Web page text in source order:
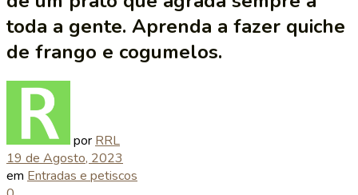
toda a gente. Aprenda a fazer quiche
de frango e cogumelos.
por RRL
19 de Agosto, 2023
em Entradas e petiscos